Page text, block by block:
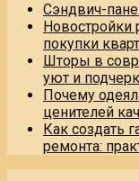
Сэндвич-
покупки
Шторы в
уют и
Почему
ценителей
Как создать
ремонта: